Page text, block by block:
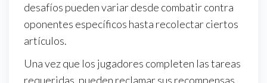
desafíos pueden variar desde combatir contra
oponentes específicos hasta recolectar ciertos
artículos.
Una vez que los jugadores completen las tareas
requeridas, pueden reclamar sus recompensas